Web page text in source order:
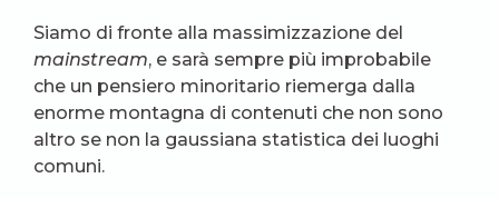
Siamo di fronte alla massimizzazione del
mainstream, e sarà sempre più improbabile
che un pensiero minoritario riemerga dalla
enorme montagna di contenuti che non sono
altro se non la gaussiana statistica dei luoghi
comuni.